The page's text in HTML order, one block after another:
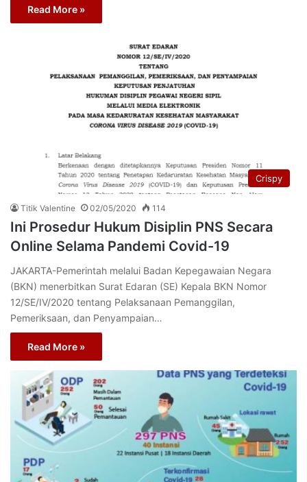
Read More »
Crispy
Titik Valentine 02/05/2020 114
Ini Prosedur Hukum Disiplin PNS Secara
Online Selama Pandemi Covid-19
JAKARTA-Pemerintah melalui Badan Kepegawaian Negara
(BKN) menerbitkan Surat Edaran (SE) Kepala BKN Nomor
12/SE/IV/2020 tentang Pelaksanaan Pemanggilan,
Pemeriksaan, dan Penyampaian…
Read More »